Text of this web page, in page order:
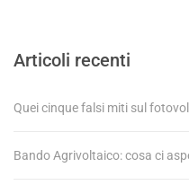
Articoli recenti
Quei cinque falsi miti sul
Bando Agrivoltaico: cosa ci